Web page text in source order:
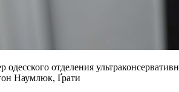
отделения
Наумлюк, Ґрати